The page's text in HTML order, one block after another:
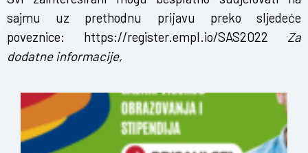
sajmu uz prethodnu prijavu preko sljedeće
poveznice: https://register.empl.io/SAS2022 Za
dodatne informacije,